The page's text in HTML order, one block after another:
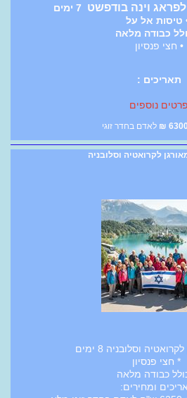
לפראג וינה בודפשט
טיסות אל על
כבודה מלאה
• חצי פנסיון
תאריכים :
פרטים נוספים
6300
₪ לאדם בחדר זוגי
לקרואטיה וסלובניה
וסלובניה 8 ימים
* חצי פנסיון
כבודה מלאה
ומחירים: